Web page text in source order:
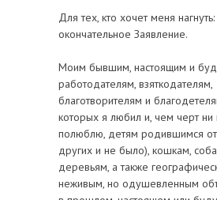
Для тех, кто хочет меня
окончательное Заявление.
Моим бывшим, настоящим и
работодателям, взяткодателям,
благотворителям и
которых я любил и, чем черт ни
полюблю, детям родившимся
других и не было), кошкам,
деревьям, а также
неживым, но одушевленным